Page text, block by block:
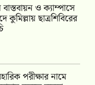
ও ক্যাম্পাসে
কুমিল্লায় ছাত্রশিবিরের
পরীক্ষার নামে